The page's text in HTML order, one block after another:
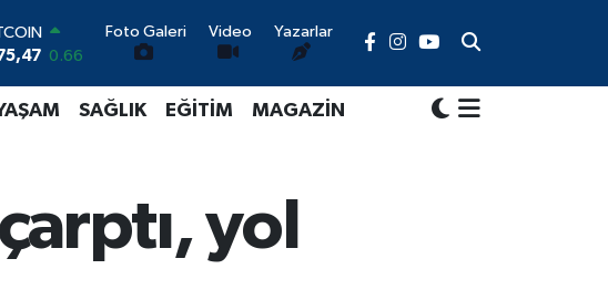
0.66
0.06
EURO
ALTIN
0.39
Foto Galeri Video Yazarlar
SAĞLIK EĞİTİM MAGAZİN
yol